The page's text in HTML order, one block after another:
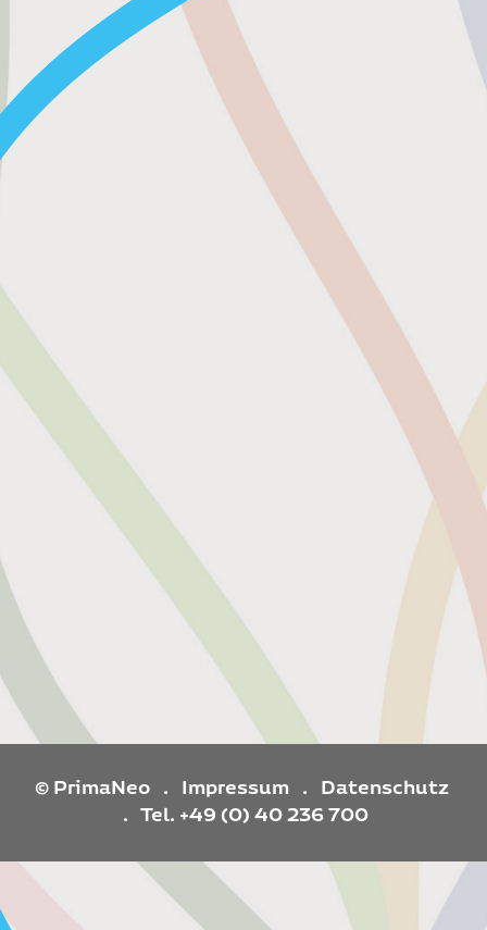
© PrimaNeo . Impressum. Datenschutz
. Tel. +49 (0) 40 236 700